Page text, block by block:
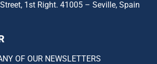
1st Right. 41005 – Seville, Spain
OF OUR NEWSLETTERS